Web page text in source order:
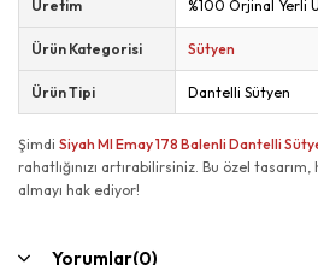
Üretim %100 Orjinal Yerli
Ürün Kategorisi Sütyen
Ürün Tipi Dantelli Sütyen
Şimdi Siyah MI Emay 178 Balenli Dantelli
rahatlığınızı artırabilirsiniz. Bu özel tasarım,
almayı hak ediyor!
Yorumlar(0)